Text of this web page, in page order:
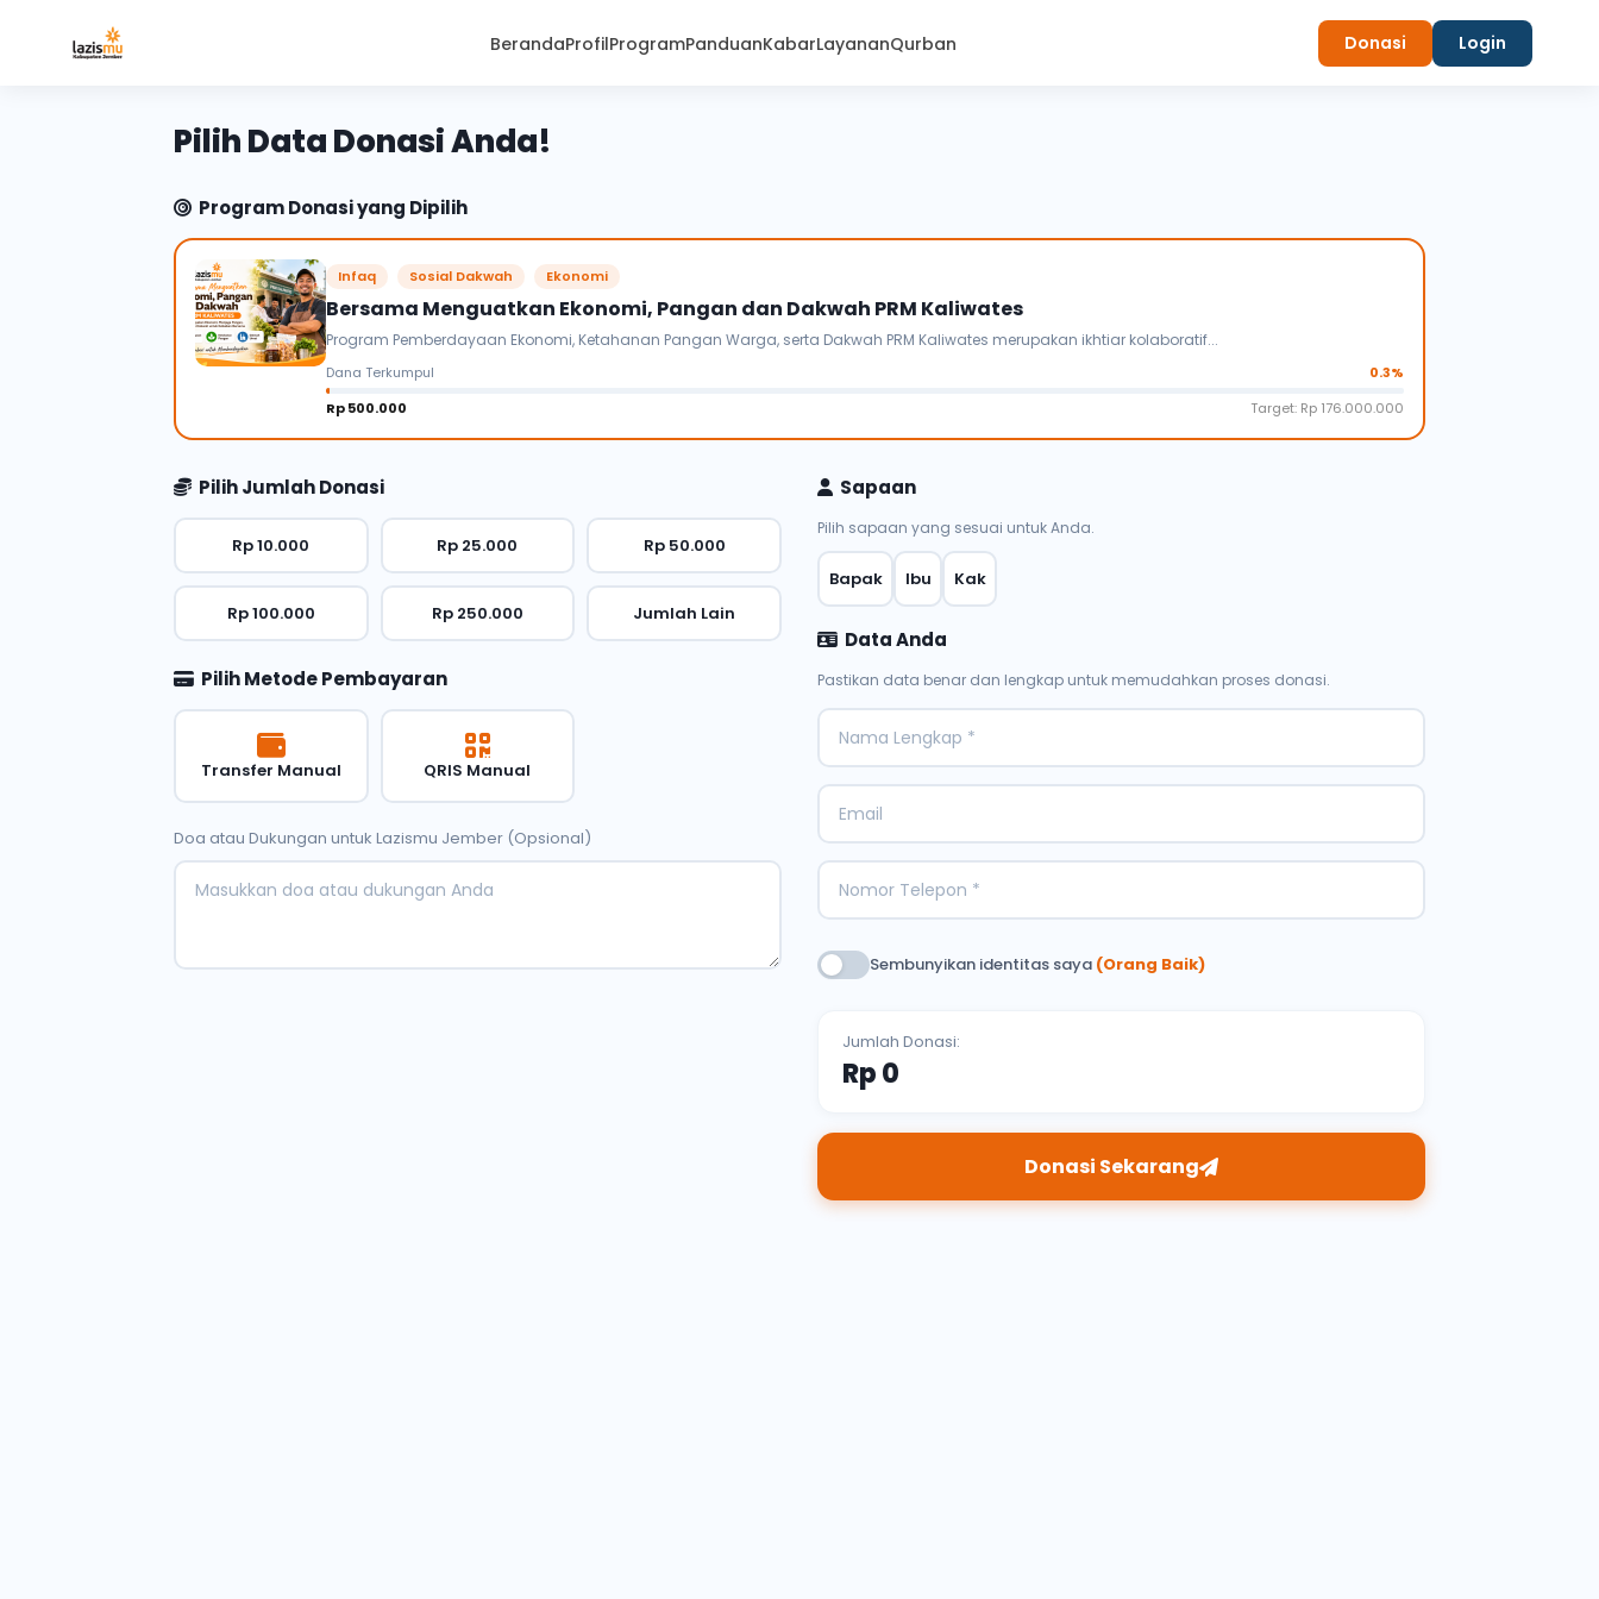
BerandaProfilProgramPanduanKabarLayananQurban Donasi Login
Pilih Data Donasi Anda!
Program Donasi yang Dipilih
Infaq Sosial Dakwah Ekonomi
Bersama Menguatkan Ekonomi, Pangan dan Dakwah PRM Kaliwates
Program Pemberdayaan Ekonomi, Ketahanan Pangan Warga, serta Dakwah PRM Kaliwates merupakan ikhtiar kolaboratif...
Dana Terkumpul
0.3%
Rp 500.000
Target: Rp 176.000.000
Pilih Jumlah Donasi
Rp 10.000 Rp 25.000 Rp 50.000
Rp 100.000 Rp 250.000 Jumlah Lain
Pilih Metode Pembayaran
Transfer Manual QRIS Manual
Doa atau Dukungan untuk Lazismu Jember (Opsional)
Sapaan
Pilih sapaan yang sesuai untuk Anda.
Bapak Ibu Kak
Data Anda
Pastikan data benar dan lengkap untuk memudahkan proses donasi.
Sembunyikan identitas saya (Orang Baik)
Jumlah Donasi:
Rp 0
Donasi Sekarang